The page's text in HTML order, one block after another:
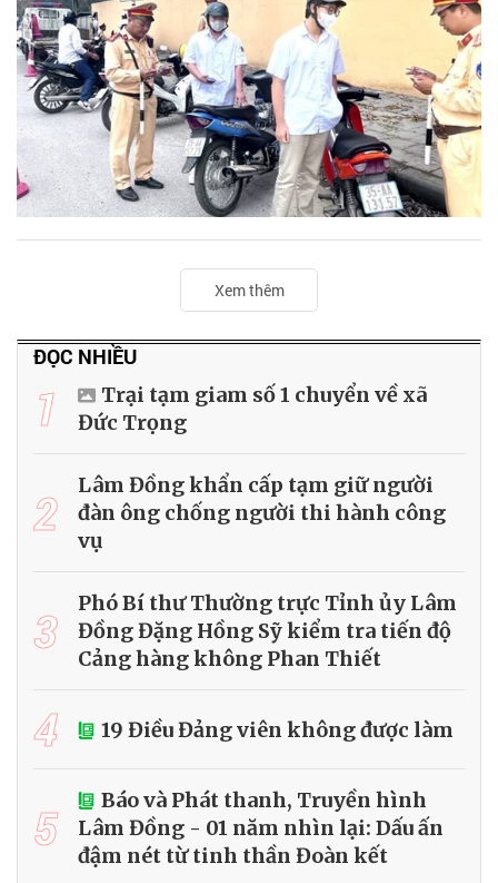
Xem thêm
ĐỌC NHIỀU
1
Trại tạm giam số 1 chuyển về xã
Đức Trọng
2
Lâm Đồng khẩn cấp tạm giữ người
đàn ông chống người thi hành công
vụ
3
Phó Bí thư Thường trực Tỉnh ủy Lâm
Đồng Đặng Hồng Sỹ kiểm tra tiến độ
Cảng hàng không Phan Thiết
4 19 Điều Đảng viên không được làm
5
Báo và Phát thanh, Truyền hình
Lâm Đồng - 01 năm nhìn lại: Dấu ấn
đậm nét từ tinh thần Đoàn kết